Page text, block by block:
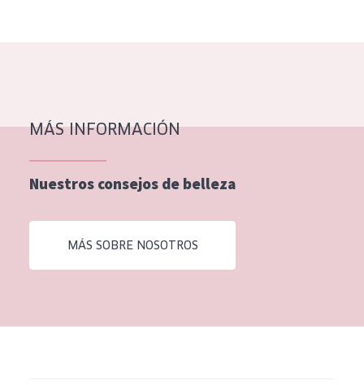
Piel normal y seca
Piel mixata o grasa
Piel madura
Piel expuesta al sol
Piel menopáusica
Todas las edades
MÁS INFORMACIÓN
Nuestros consejos de belleza
MÁS SOBRE NOSOTROS